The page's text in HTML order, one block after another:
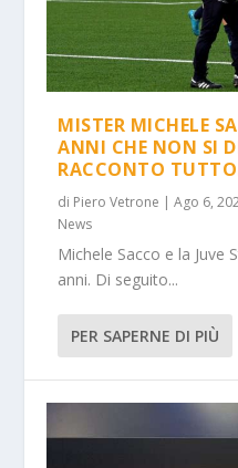
MISTER MICHELE
ANNI CHE NON SI
RACCONTO
di Piero Vetrone |Ago 6,
News
Michele Sacco e la Juve
anni. Di seguito...
PER SAPERNE DI PIÙ